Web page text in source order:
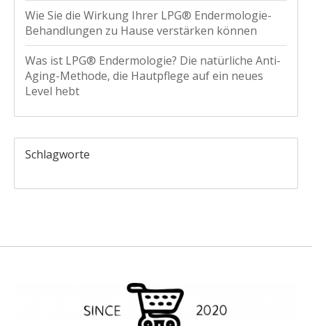
Wie Sie die Wirkung Ihrer LPG® Endermologie-
Behandlungen zu Hause verstärken können
Was ist LPG® Endermologie? Die natürliche Anti-
Aging-Methode, die Hautpflege auf ein neues
Level hebt
Schlagworte